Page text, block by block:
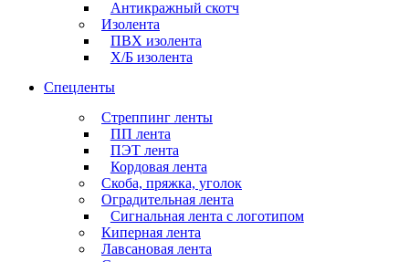
Антикражный скотч
Изолента
ПВХ изолента
Х/Б изолента
Спецленты
Стреппинг ленты
ПП лента
ПЭТ лента
Кордовая лента
Скоба, пряжка, уголок
Оградительная лента
Сигнальная лента с логотипом
Киперная лента
Лавсановая лента